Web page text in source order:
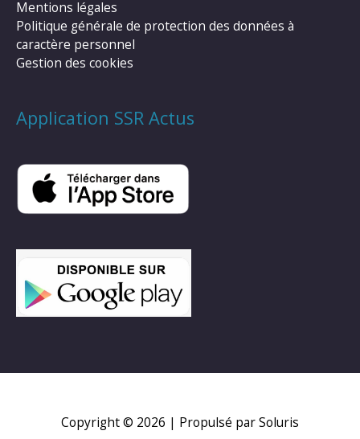
Mentions légales
Politique générale de protection des données à
caractère personnel
Gestion des cookies
Application SSR Actus
Copyright © 2026 | Propulsé par Soluris